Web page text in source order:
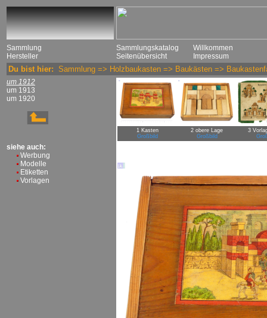
Sammlung
Hersteller
Sammlungskatalog
Seitenübersicht
Willkommen
Impressum
Du bist hier: Sammlung => Holzbaukasten => Baukästen =>
um 1912
um 1913
um 1920
siehe auch:
Werbung
Modelle
Etiketten
Vorlagen
1 Kasten
Großbild
2 obere Lage
Großbild
3